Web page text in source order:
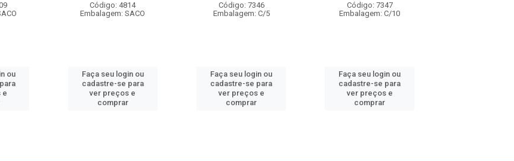
ou
e
Código: 4814
Embalagem: SACO
Faça seu login ou
cadastre-se para
ver preços e
comprar
Código: 7346
Embalagem: C/5
Faça seu login ou
cadastre-se para
ver preços e
comprar
Código: 7347
Embalagem: C/10
Faça seu login ou
cadastre-se para
ver preços e
comprar